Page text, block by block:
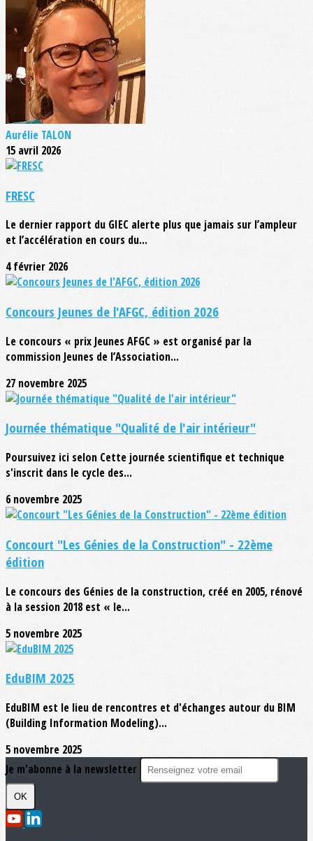
Aurélie TALON
15 avril 2026
FRESC
Le dernier rapport du GIEC alerte plus que jamais sur l’ampleur
et l’accélération en cours du...
4 février 2026
Concours Jeunes de l'AFGC, édition 2026
Le concours « prix Jeunes AFGC » est organisé par la
commission Jeunes de l’Association...
27 novembre 2025
Journée thématique "Qualité de l'air intérieur"
Poursuivez ici selon Cette journée scientifique et technique
s'inscrit dans le cycle des...
6 novembre 2025
Concourt "Les Génies de la Construction" - 22ème
édition
Le concours des Génies de la construction, créé en 2005, rénové
à la session 2018 est « le...
5 novembre 2025
EduBIM 2025
EduBIM est le lieu de rencontres et d'échanges autour du BIM
(Building Information Modeling)...
5 novembre 2025
Je m'abonne à la newsletter
OK